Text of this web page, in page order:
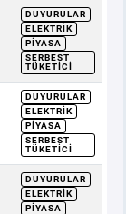
DUYURULAR
ELEKTRIK
PIYASA
SERBEST
TÜKETICI
DUYURULAR
ELEKTRIK
PIYASA
SERBEST
TÜKETICI
DUYURULAR
ELEKTRIK
PIYASA